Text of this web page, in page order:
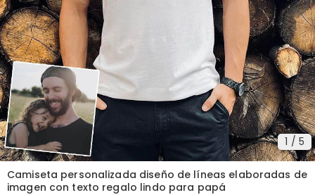
1 / 5
Camiseta personalizada diseño de líneas elaboradas de
imagen con texto regalo lindo para papá